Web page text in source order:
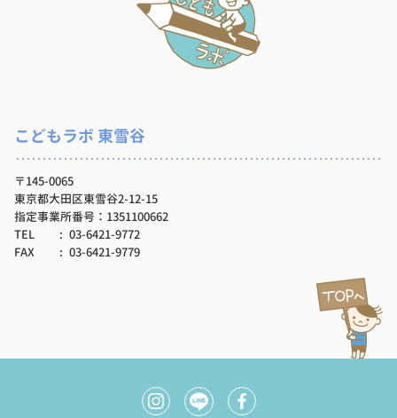
こどもラボ 東雪谷
〒145-0065
東京都大田区東雪谷2-12-15
指定事業所番号：1351100662
TEL
03-6421-9772
FAX
03-6421-9779